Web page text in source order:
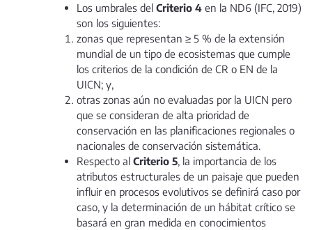
Los umbrales del Criterio 4 en la ND6 (IFC, 2019)
son los siguientes:
zonas que representan ≥ 5 % de la extensión
mundial de un tipo de ecosistemas que cumple
los criterios de la condición de CR o EN de la
UICN; y,
otras zonas aún no evaluadas por la UICN pero
que se consideran de alta prioridad de
conservación en las planificaciones regionales o
nacionales de conservación sistemática.
Respecto al Criterio 5, la importancia de los
atributos estructurales de un paisaje que pueden
influir en procesos evolutivos se definirá caso por
caso, y la determinación de un hábitat crítico se
basará en gran medida en conocimientos